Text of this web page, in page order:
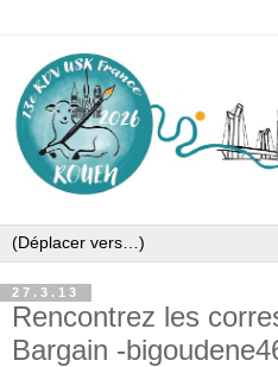
27.3.13
Rencontrez les
Bargain -